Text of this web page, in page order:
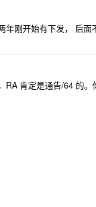
刚开始有下发， 后面
肯定是通告/64 的。